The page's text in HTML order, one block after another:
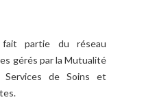
Valmy
Scanner
Percutanée par
des soins
partie du réseau
gérés par la Mutualité
Services de Soins et